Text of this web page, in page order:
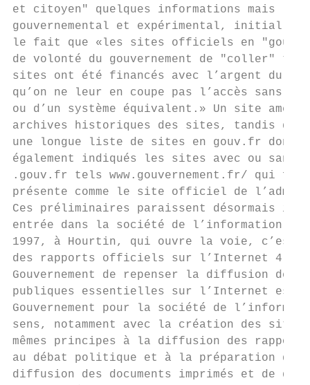
et citoyen" quelques informations mais la
gouvernemental et expérimental, initial
le fait que «les sites officiels en "gouv.fr"
de volonté du gouvernement de "coller"
sites ont été financés avec l’argent du
qu’on ne leur en coupe pas l’accès sans
ou d’un système équivalent.» Un site
archives historiques des sites, tandis
une longue liste de sites en gouv.fr dont
également indiqués les sites avec ou
.gouv.fr tels www.gouvernement.fr/ qui
présente comme le site officiel de
Ces préliminaires paraissent désormais
entrée dans la société de l’information
1997, à Hourtin, qui ouvre la voie,
des rapports officiels sur l’Internet 4,
Gouvernement de repenser la diffusion
publiques essentielles sur l’Internet est
Gouvernement pour la société de
sens, notamment avec la création des
mêmes principes à la diffusion des
au débat politique et à la préparation
diffusion des documents imprimés et de